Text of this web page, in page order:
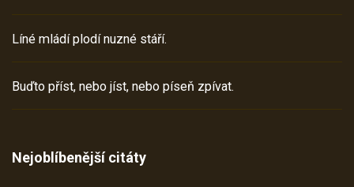
Líné mládí plodí nuzné stáří.
Buďto příst, nebo jíst, nebo píseň zpívat.
Nejoblíbenější citáty